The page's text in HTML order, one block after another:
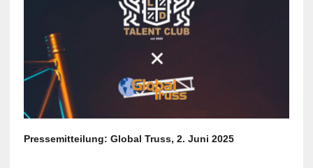
Pressemitteilung: Global Truss, 2. Juni 2025